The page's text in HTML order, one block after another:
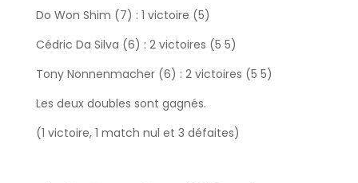
Do Won Shim (7) : 1 victoire (5)
Cédric Da Silva (6) : 2 victoires (5 5)
Tony Nonnenmacher (6) : 2 victoires (5 5)
Les deux doubles sont gagnés.
(1 victoire, 1 match nul et 3 défaites)